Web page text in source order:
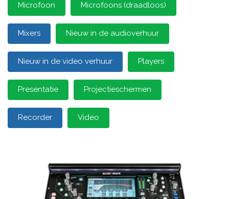
Microfoon Microfoons (draadloos)
Mixers Nieuw in de audioverhuur
Nieuw in de video verhuur Players
Presentatie Projectieschermen
Recorder Video